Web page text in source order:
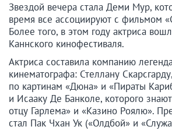
Звездой вечера стала Деми Мур,
время все ассоциируют с фильмом
Более того, в этом году актриса
Каннского кинофестиваля.
Актриса составила компанию
кинематографа: Стеллану
по картинам «Дюна» и «Пираты
и Исааку Де Банколе, которого
отцу Гарлема» и «Казино Роялю».
стал Пак Чхан Ук («Олдбой» и